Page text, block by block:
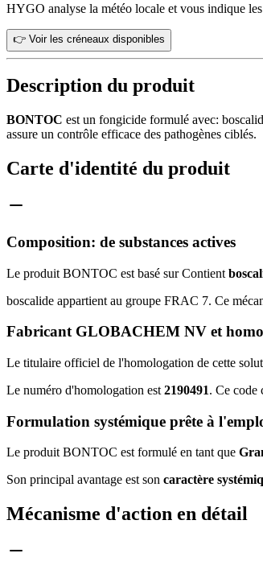
HYGO analyse la météo locale et vous indique
👉 Voir les créneaux disponibles
Description du produit
BONTOC est un fongicide formulé avec:
assure un contrôle efficace des pathogènes ciblés.
Carte d'identité du produit
Composition: de substances actives
Le produit BONTOC est basé sur Contient
boscalide appartient au groupe FRAC 7. Ce
Fabricant GLOBACHEM NV et
Le titulaire officiel de l'homologation de cette
Le numéro d'homologation est 2190491. Ce code
Formulation systémique prête à
Le produit BONTOC est formulé en tant que
Son principal avantage est son caractère
Mécanisme d'action en détail